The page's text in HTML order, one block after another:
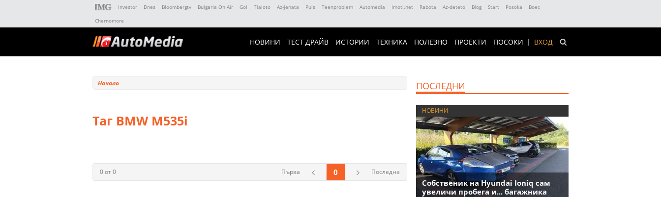
Investor Dnes Bloombergtv Bulgaria On Air Gol Tialoto Az-jenata Puls Teenproblem Automedia Imoti.net Rabota Az-deteto Blog Start Posoka
Boec
Chernomore
ВХОД
НОВИНИ ТЕСТ ДРАЙВ ИСТОРИИ ТЕХНИКА ПОЛЕЗНО ПРОЕКТИ ПОСОКИ
Начало
Таг BMW M535i
0 от 0 Последна
0
Първа
ПОСЛЕДНИ
НОВИНИ
Собственик на Hyundai Ioniq сам
увеличи пробега и... багажника